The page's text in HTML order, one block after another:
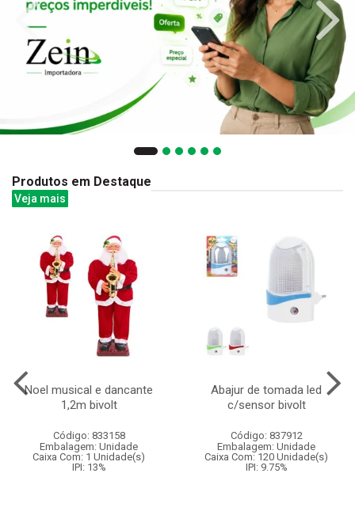
Produtos em Destaque
Veja mais
Noel musical e dancante
1,2m bivolt
Código: 833158
Embalagem: Unidade
Caixa Com: 1 Unidade(s)
IPI: 13%
Abajur de tomada led
c/sensor bivolt
Código: 837912
Embalagem: Unidade
Caixa Com: 120 Unidade(s)
IPI: 9.75%